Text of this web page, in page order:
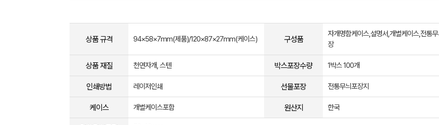
상품 규격 94×58×7mm(제품)/120×87×27mm(케이스) 구성품
자개명함케이스,설명서,개별케이스,전통
장
상품 재질 천연자개, 스텐 박스포장수량 1박스 100개
인쇄방법 레이저인쇄 선물포장 전통무늬포장지
케이스 개별케이스포함 원산지 한국